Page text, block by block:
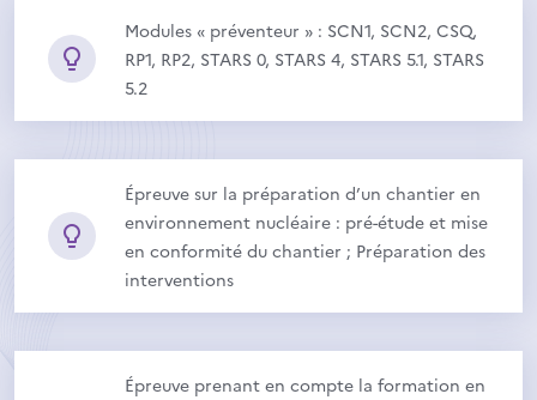
Modules « préventeur » : SCN1, SCN2, CSQ,
RP1, RP2, STARS 0, STARS 4, STARS 5.1, STARS
5.2
Épreuve sur la préparation d’un chantier en
environnement nucléaire : pré-étude et mise
en conformité du chantier ; Préparation des
interventions
Épreuve prenant en compte la formation en